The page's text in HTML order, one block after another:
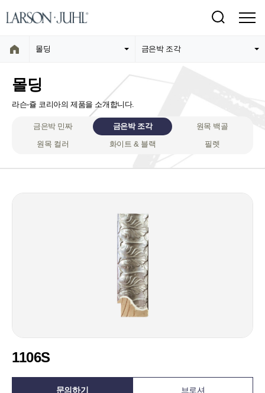
몰딩 금은박 조각
몰딩
라슨-쥴 코리아의 제품을 소개합니다.
금은박 민짜 금은박 조각
원목 백골
원목 컬러
화이트 & 블랙 필렛
1106S
문의하기 브로셔